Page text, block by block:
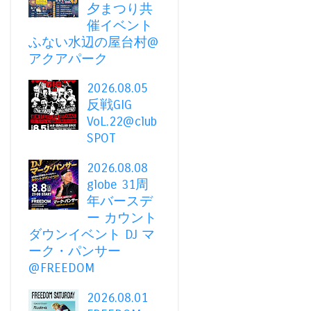
夕まつり共
催イベント
ふない水辺の屋台村@
アクアパーク
2026.08.05
反戦GIG
VoL.22@club
SPOT
2026.08.08
globe 31周
年バースデ
ー カウント
ダウンイベント DJ マ
ーク・パンサー
@FREEDOM
2026.08.01